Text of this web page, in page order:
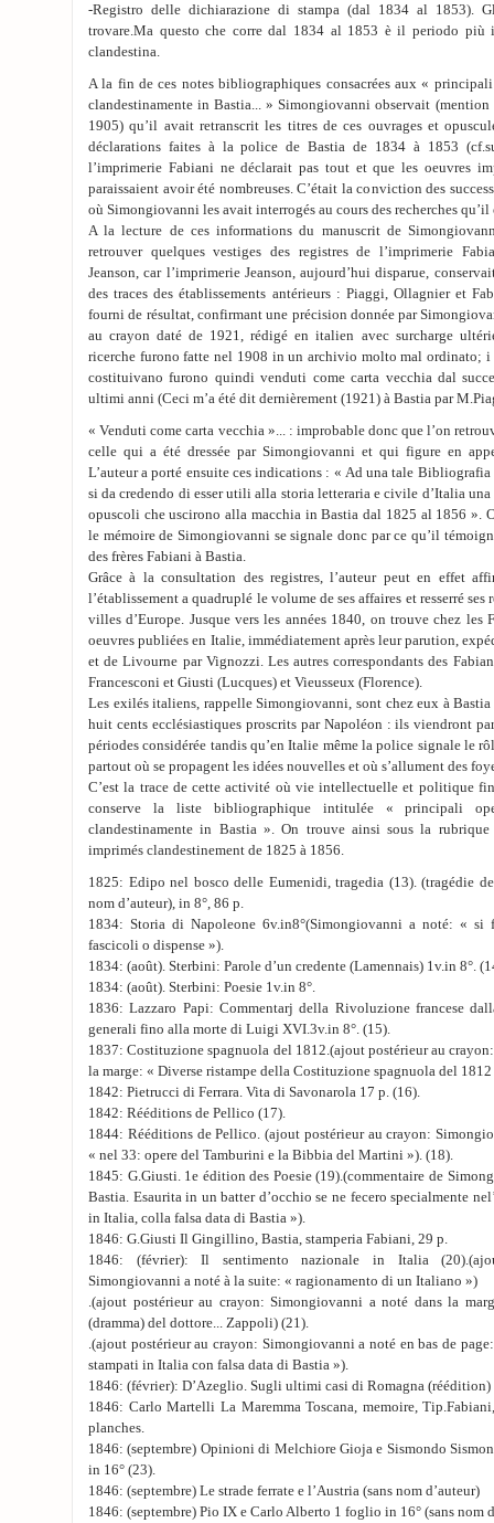
-Registro delle dichiarazione di stampa (dal 1834 al 1853).
trovare.Ma questo che corre dal 1834 al 1853 è il periodo più
clandestina.
A la fin de ces notes bibliographiques consacrées aux «
clandestinamente in Bastia... » Simongiovanni observait (mention
1905) qu’il avait retranscrit les titres de ces ouvrages et
déclarations faites à la police de Bastia de 1834 à 1853
l’imprimerie Fabiani ne déclarait pas tout et que les oeuvres
paraissaient avoir été nombreuses. C’était la conviction des
où Simongiovanni les avait interrogés au cours des recherches
A la lecture de ces informations du manuscrit de
retrouver quelques vestiges des registres de l’imprimerie
Jeanson, car l’imprimerie Jeanson, aujourd’hui disparue,
des traces des établissements antérieurs : Piaggi, Ollagnier et
fourni de résultat, confirmant une précision donnée par
au crayon daté de 1921, rédigé en italien avec surcharge
ricerche furono fatte nel 1908 in un archivio molto mal ordinato;
costituivano furono quindi venduti come carta vecchia dal
ultimi anni (Ceci m’a été dit dernièrement (1921) à Bastia par
« Venduti come carta vecchia »... : improbable donc que l’on
celle qui a été dressée par Simongiovanni et qui figure en
L’auteur a porté ensuite ces indications : « Ad una tale
si da credendo di esser utili alla storia letteraria e civile d’Italia
opuscoli che uscirono alla macchia in Bastia dal 1825 al 1856 ».
le mémoire de Simongiovanni se signale donc par ce qu’il
des frères Fabiani à Bastia.
Grâce à la consultation des registres, l’auteur peut en effet
l’établissement a quadruplé le volume de ses affaires et resserré
villes d’Europe. Jusque vers les années 1840, on trouve chez les
oeuvres publiées en Italie, immédiatement après leur parution,
et de Livourne par Vignozzi. Les autres correspondants des
Francesconi et Giusti (Lucques) et Vieusseux (Florence).
Les exilés italiens, rappelle Simongiovanni, sont chez eux à
huit cents ecclésiastiques proscrits par Napoléon : ils viendront
périodes considérée tandis qu’en Italie même la police signale le
partout où se propagent les idées nouvelles et où s’allument des
C’est la trace de cette activité où vie intellectuelle et politique
conserve la liste bibliographique intitulée « principali
clandestinamente in Bastia ». On trouve ainsi sous la rubrique
imprimés clandestinement de 1825 à 1856.
1825: Edipo nel bosco delle Eumenidi, tragedia (13). (tragédie
nom d’auteur), in 8°, 86 p.
1834: Storia di Napoleone 6v.in8°(Simongiovanni a noté: « si
fascicoli o dispense »).
1834: (août). Sterbini: Parole d’un credente (Lamennais) 1v.in 8°.
1834: (août). Sterbini: Poesie 1v.in 8°.
1836: Lazzaro Papi: Commentarj della Rivoluzione francese
generali fino alla morte di Luigi XVI.3v.in 8°. (15).
1837: Costituzione spagnuola del 1812.(ajout postérieur au
la marge: « Diverse ristampe della Costituzione spagnuola del
1842: Pietrucci di Ferrara. Vita di Savonarola 17 p. (16).
1842: Rééditions de Pellico (17).
1844: Rééditions de Pellico. (ajout postérieur au crayon:
« nel 33: opere del Tamburini e la Bibbia del Martini »). (18).
1845: G.Giusti. 1e édition des Poesie (19).(commentaire de
Bastia. Esaurita in un batter d’occhio se ne fecero specialmente
in Italia, colla falsa data di Bastia »).
1846: G.Giusti Il Gingillino, Bastia, stamperia Fabiani, 29 p.
1846: (février): Il sentimento nazionale in Italia
Simongiovanni a noté à la suite: « ragionamento di un Italiano »)
.(ajout postérieur au crayon: Simongiovanni a noté dans la
(dramma) del dottore... Zappoli) (21).
.(ajout postérieur au crayon: Simongiovanni a noté en bas de
stampati in Italia con falsa data di Bastia »).
1846: (février): D’Azeglio. Sugli ultimi casi di Romagna (réédition)
1846: Carlo Martelli La Maremma Toscana, memoire,
planches.
1846: (septembre) Opinioni di Melchiore Gioja e Sismondo
in 16° (23).
1846: (septembre) Le strade ferrate e l’Austria (sans nom d’auteur)
1846: (septembre) Pio IX e Carlo Alberto 1 foglio in 16° (sans nom